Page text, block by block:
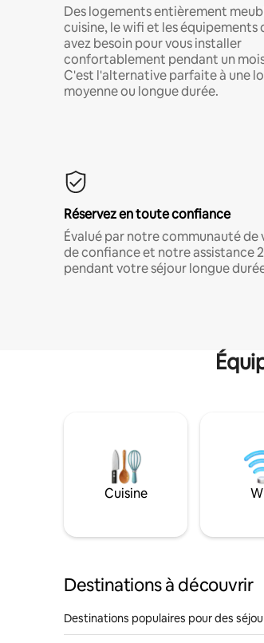
Des logements entièrement
cuisine, le wifi et les équipements
avez besoin pour vous installer
confortablement pendant un
C'est l'alternative parfaite à une
moyenne ou longue durée.
Réservez en toute confiance
Évalué par notre communauté de
de confiance et notre assistance
pendant votre séjour longue
Cuisine
Destinations à découvrir
Destinations populaires pour des